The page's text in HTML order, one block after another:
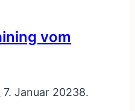
vom
7. Januar 20238.